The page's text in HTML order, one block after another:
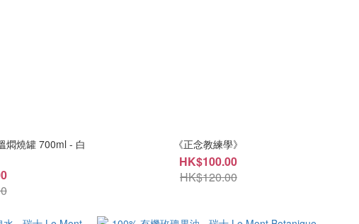
燜燒罐 700ml - 白
《正念教練學》
HK$100.00
HK$120.00